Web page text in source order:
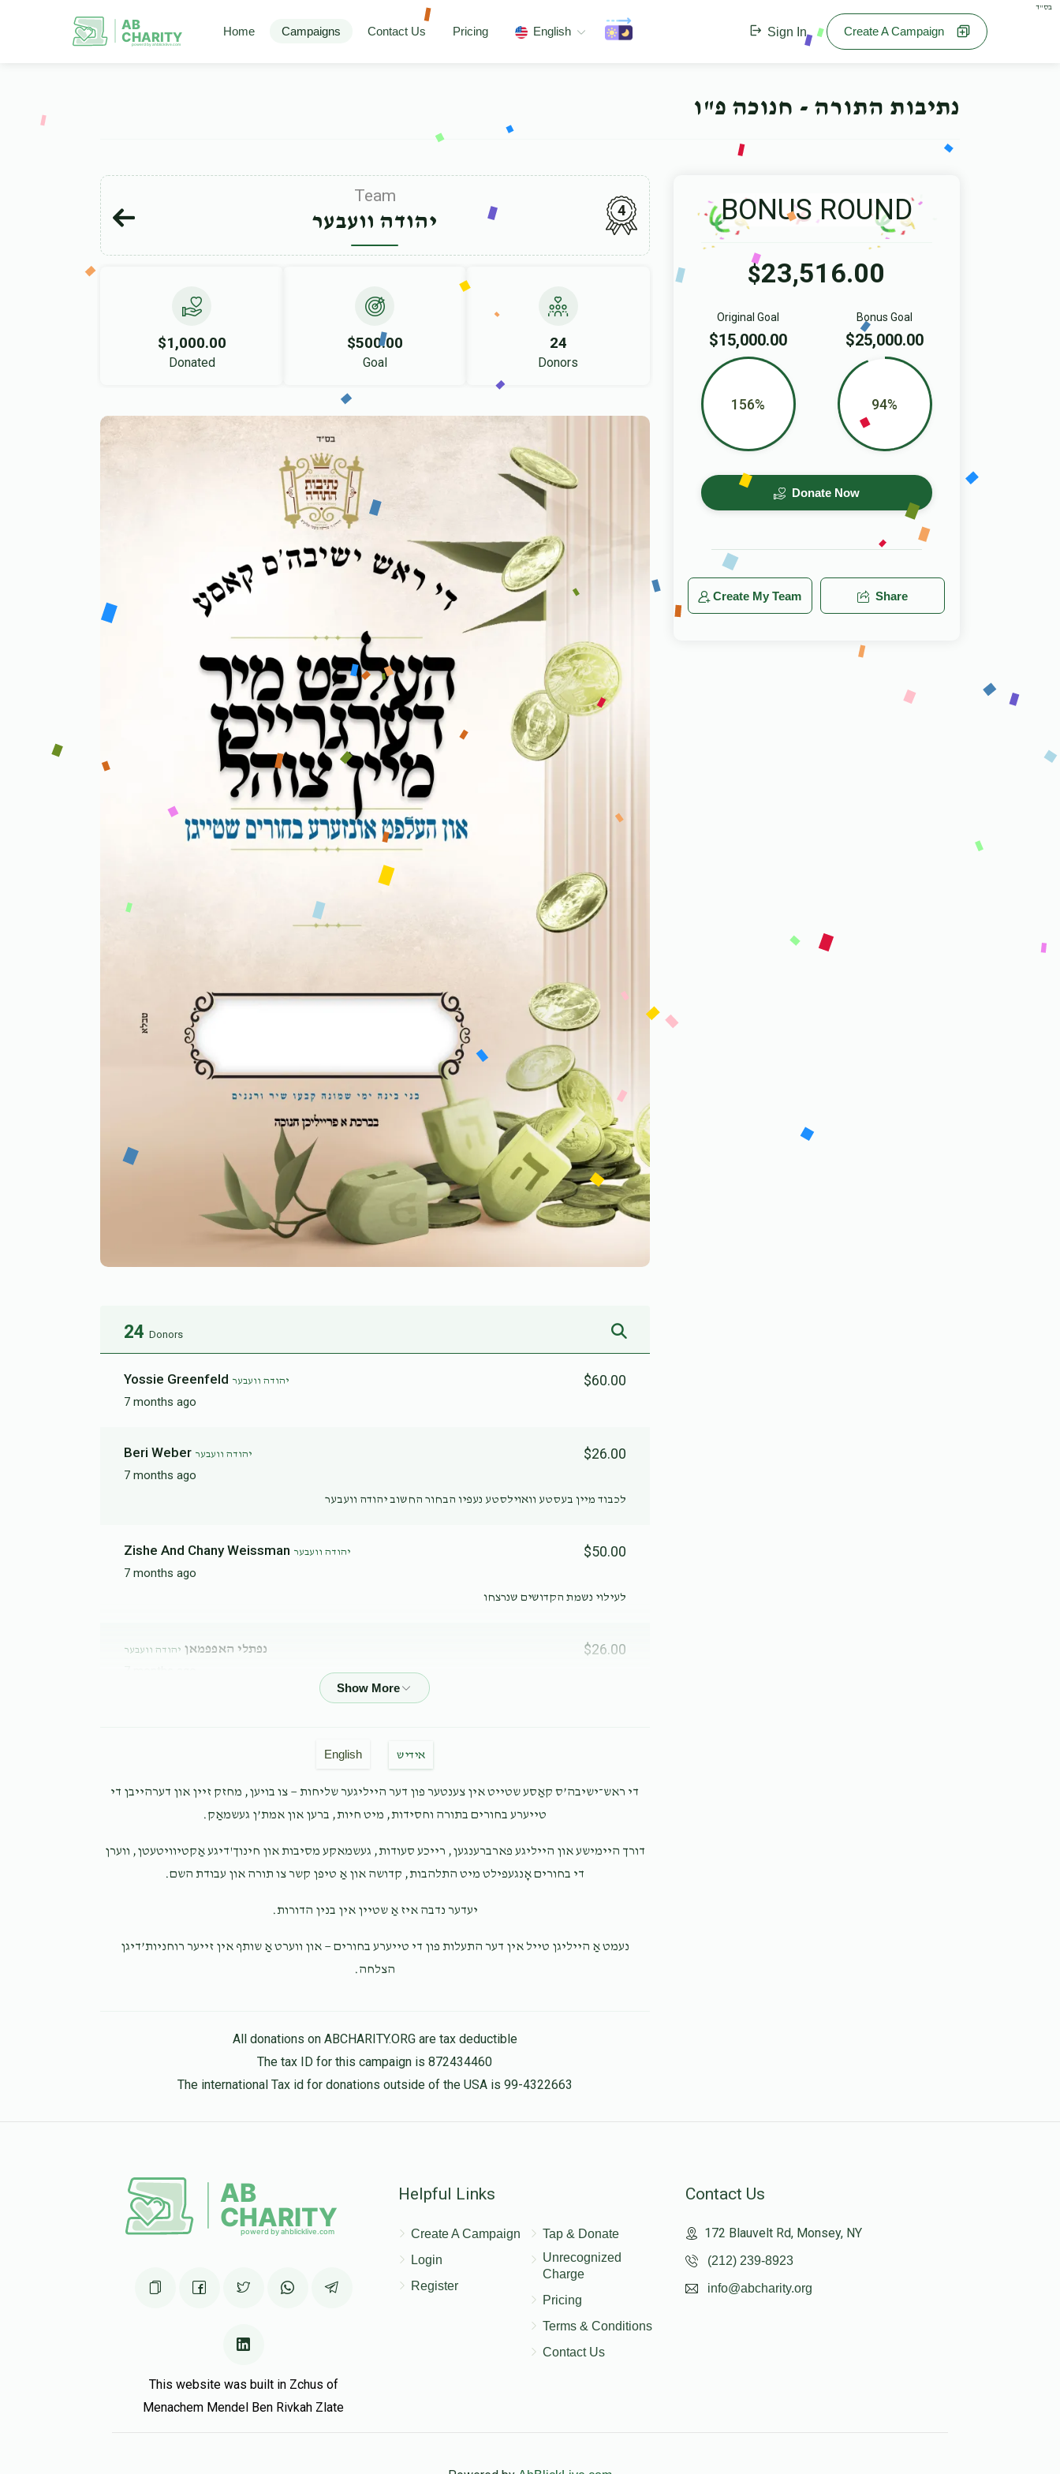
בס"ד
AB
CHARITY
powerd by ahblicklive.com
Home Campaigns Contact Us Pricing English Sign In Create A Campaign
נתיבות התורה - חנוכה פ"ו
Team
יהודה וועבער 4
$1,000.00
Donated
$500.00
Goal
24
Donors
24 Donors
Yossie Greenfeld יהודה וועבער
7 months ago
$60.00
Beri Weber יהודה וועבער
7 months ago
$26.00
לכבוד מיין בעסטע וואוילסטע נעפיו הבחור החשוב יהודה וועבער
Zishe And Chany Weissman יהודה וועבער
7 months ago
$50.00
לעילוי נשמת הקדושים שנרצחו
נפתלי האפפמאן יהודה וועבער $26.00
Tovia Franklיהודה וועבער $10.00
English אידיש
די ראש־ישיבה’ס קאַסע שטייט אין צענטער פון דער הייליגער שליחות — צו בויען, מחזק זיין און דערהייבן די
טייערע בחורים בתורה וחסידות, מיט חיות, ברען און אמת’ן געשמאַק.
דורך היימישע און הייליגע פארברענגען, רייכע סעודות, געשמאקע מסיבות און חינוך'דיגע אַקטיוויטעטן, ווערן
די בחורים אָנגעפילט מיט התלהבות, קדושה און אַ טיפן קשר צו תורה און עבודת השם.
יעדער נדבה איז אַ שטיין אין בנין הדורות.
נעמט אַ הייליגן טייל אין דער התעלות פון די טייערע בחורים — און ווערט אַ שותף אין זייער רוחניות’דיגן
הצלחה.
All donations on ABCHARITY.ORG are tax deductible
The tax ID for this campaign is 872434460
The international Tax id for donations outside of the USA is 99-4322663
BONUS ROUND
$23,516.00
Bonus Goal
$25,000.00
94%
Original Goal
$15,000.00
156%
Donate Now
Create My Team Share
This website was built in Zchus of
Menachem Mendel Ben Rivkah Zlate
Helpful Links
Create A Campaign
Login
Register
Tap & Donate
Unrecognized
Charge
Pricing
Terms & Conditions
Contact Us
Contact Us
172 Blauvelt Rd, Monsey, NY
(212) 239-8923
info@abcharity.org